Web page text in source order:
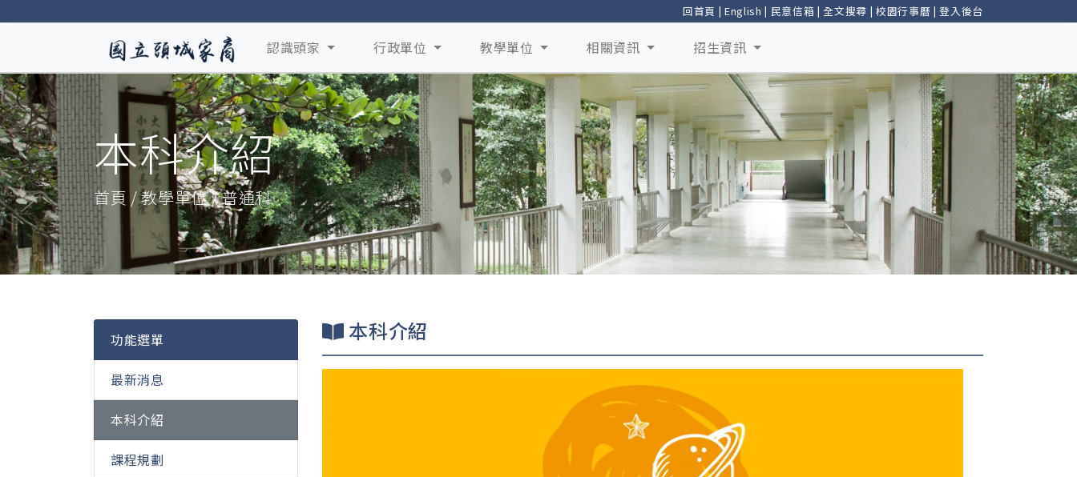
回首頁 | English | 民意信箱 |全文搜尋 | 校園行事曆 |登入後台
認識頭家 行政單位 教學單位 相關資訊 招生資訊
本科介紹
首頁 / 教學單位 / 普通科
功能選單
最新消息
本科介紹
課程規劃
本科介紹